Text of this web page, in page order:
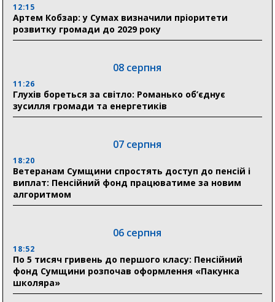
12:15
Артем Кобзар: у Сумах визначили пріоритети
розвитку громади до 2029 року
08 серпня
11:26
Глухів бореться за світло: Романько об’єднує
зусилля громади та енергетиків
07 серпня
18:20
Ветеранам Сумщини спростять доступ до пенсій і
виплат: Пенсійний фонд працюватиме за новим
алгоритмом
06 серпня
18:52
По 5 тисяч гривень до першого класу: Пенсійний
фонд Сумщини розпочав оформлення «Пакунка
школяра»